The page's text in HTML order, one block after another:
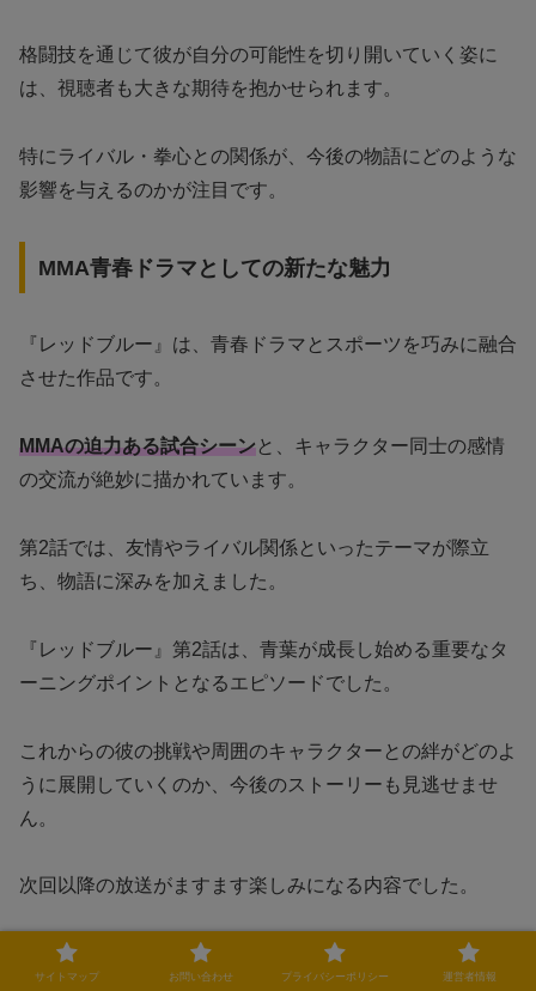
格闘技を通じて彼が自分の可能性を切り開いていく姿に
は、視聴者も大きな期待を抱かせられます。
特にライバル・拳心との関係が、今後の物語にどのような
影響を与えるのかが注目です。
MMA青春ドラマとしての新たな魅力
『レッドブルー』は、青春ドラマとスポーツを巧みに融合
させた作品です。
MMAの迫力ある試合シーンと、キャラクター同士の感情
の交流が絶妙に描かれています。
第2話では、友情やライバル関係といったテーマが際立
ち、物語に深みを加えました。
『レッドブルー』第2話は、青葉が成長し始める重要なタ
ーニングポイントとなるエピソードでした。
これからの彼の挑戦や周囲のキャラクターとの絆がどのよ
うに展開していくのか、今後のストーリーも見逃せませ
ん。
次回以降の放送がますます楽しみになる内容でした。
この記事のまとめ
サイトマップ お問い合わせ プライバシーポリシー 運営者情報